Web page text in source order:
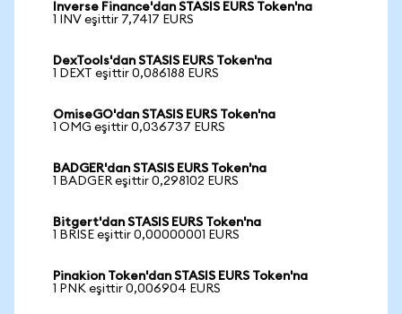
Inverse Finance'dan STASIS EURS Token'na
1 INV eşittir 7,7417 EURS
DexTools'dan STASIS EURS Token'na
1 DEXT eşittir 0,086188 EURS
OmiseGO'dan STASIS EURS Token'na
1 OMG eşittir 0,036737 EURS
BADGER'dan STASIS EURS Token'na
1 BADGER eşittir 0,298102 EURS
Bitgert'dan STASIS EURS Token'na
1 BRISE eşittir 0,00000001 EURS
Pinakion Token'dan STASIS EURS Token'na
1 PNK eşittir 0,006904 EURS